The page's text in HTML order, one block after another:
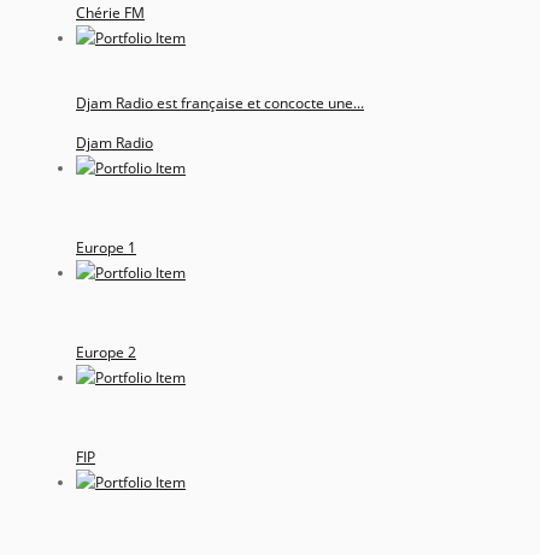
Chérie FM
Djam Radio est française et concocte une...
Djam Radio
Europe 1
Europe 2
FIP